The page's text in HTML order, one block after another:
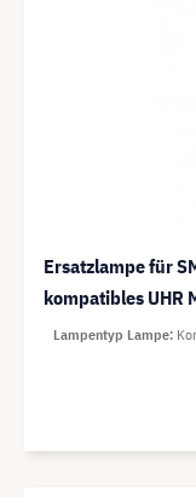
Ersatzlampe für
kompatibles UHR
Lampentyp Lampe